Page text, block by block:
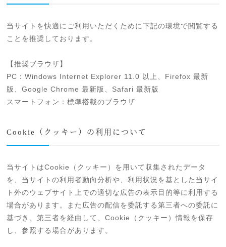
当サイトを快適にご利用いただくために下記の環境で閲覧する
ことを推奨しております。
【推奨ブラウザ】
PC：Windows Internet Explorer 11.0 以上、Firefox 最新
版、Google Chrome 最新版、Safari 最新版
スマートフォン：標準搭載のブラウザ
Cookie（クッキー）の利用について
当サイトはCookie（クッキー）を用いて収集されたデータ
を、当サイトの利用者動向分析や、利用状況を基とした当サイ
ト外のウェブサイト上での適切な広告の表示目的等に利用する
場合があります。また広告の配信を委託する第三者への委託に
基づき、第三者を経由して、Cookie（クッキー）情報を保存
し、参照する場合があります。